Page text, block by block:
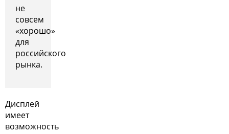
не
совсем
«хорошо»
для
российского
рынка.
Дисплей
имеет
возможность